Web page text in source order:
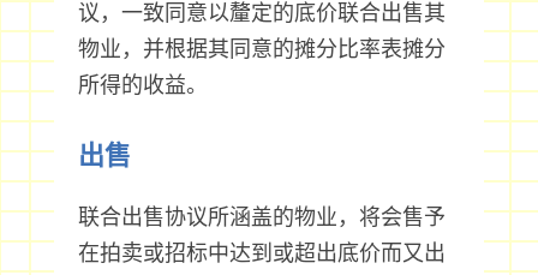
议，一致同意以釐定的底价联合出售其
物业，并根据其同意的摊分比率表摊分
所得的收益。
出售
联合出售协议所涵盖的物业，将会售予
在拍卖或招标中达到或超出底价而又出